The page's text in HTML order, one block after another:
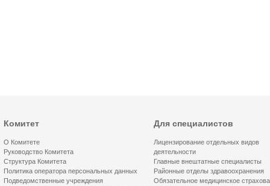
Комитет
О Комитете
Руководство Комитета
Структура Комитета
Политика оператора персональных данных
Подведомственные учреждения
Для специалистов
Лицензирование отдельных видов
деятельности
Главные внештатные специалисты
Районные отделы здравоохранения
Обязательное медицинское